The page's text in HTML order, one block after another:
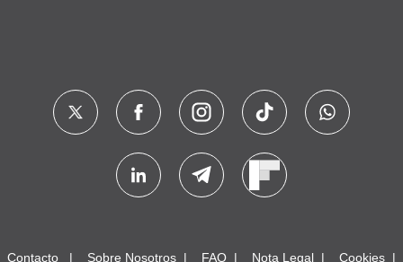
Contacto Sobre Nosotros FAQ Nota Legal Cookies